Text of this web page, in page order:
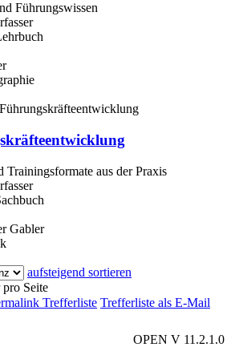
Führungswissen
Trainingsformate aus der Praxis
Gabler
aufsteigend sortieren
Seite
Trefferliste Trefferliste als E-Mail
OPEN V 11.2.1.0